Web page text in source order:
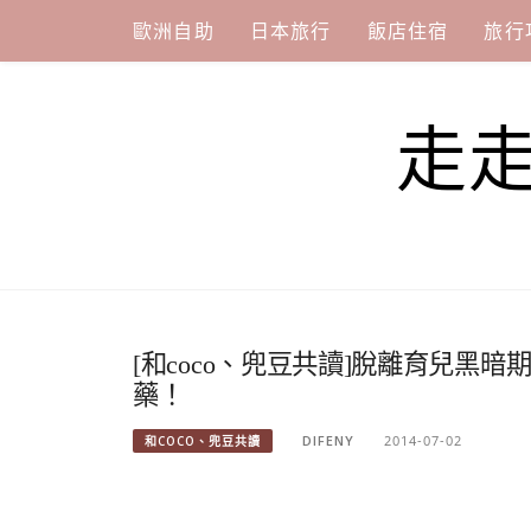
content
歐洲自助 日本旅行 飯店住宿 旅行
走
[和coco、兜豆共讀]脫離育兒黑暗
藥！
和COCO、兜豆共讀 DIFENY 2014-07-02